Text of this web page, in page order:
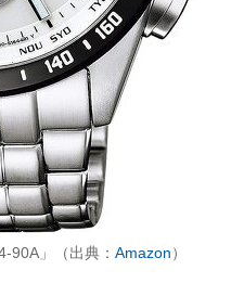
90A」（出典： Amazon）